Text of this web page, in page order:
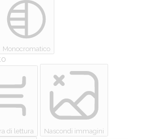
Monocromatico
di lettura Nascondi immagini